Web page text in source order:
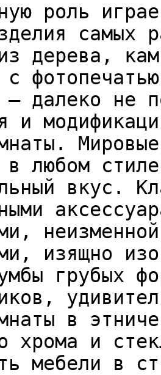
роль
самых
дерева,
с
— далеко не
и
в любом
вкус.
изящно
грубых
в
хрома и
мебели в